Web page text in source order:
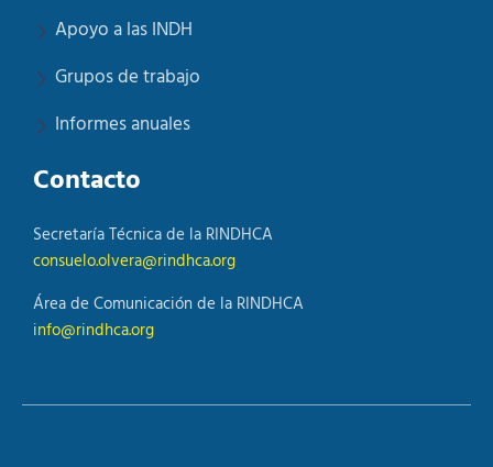
Apoyo a las INDH
Grupos de trabajo
Informes anuales
Contacto
Secretaría Técnica de la RINDHCA
consuelo.olvera@rindhca.org
Área de Comunicación de la RINDHCA
info@rindhca.org